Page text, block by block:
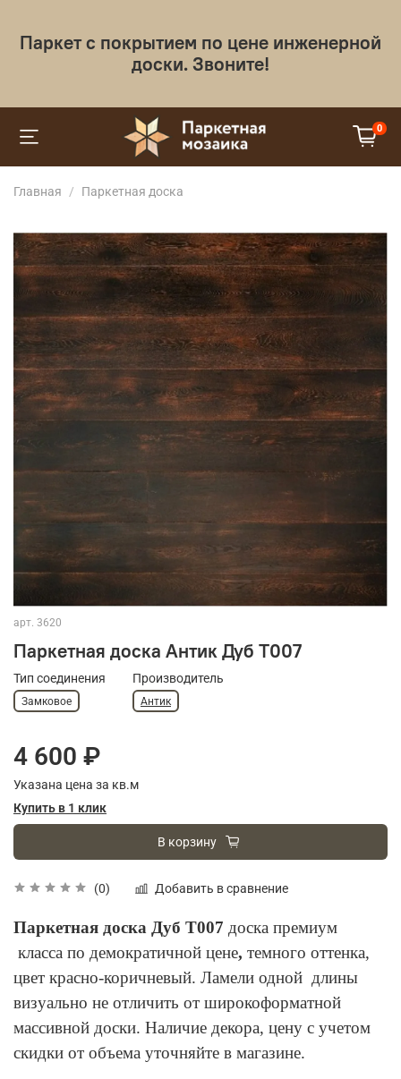
Паркет с покрытием по цене инженерной
доски. Звоните!
0
Главная Паркетная доска
арт. 3620
Паркетная доска Антик Дуб Т007
(0) Добавить в сравнение
Тип соединения
Замковое
Производитель
Антик
4 600 ₽
Указана цена за кв.м
Купить в 1 клик
В корзину
Паркетная доска Дуб Т007 доска премиум
класса по демократичной цене, темного оттенка,
цвет красно-коричневый. Ламели одной длины
визуально не отличить от широкоформатной
массивной доски. Наличие декора, цену с учетом
скидки от объема уточняйте в магазине.